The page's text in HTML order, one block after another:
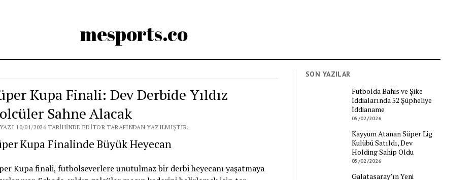
mesports.co
Kupa Finali: Dev Derbide Yıldız
Sahne Alacak
10/01/2026 TARIHINDE EDITOR TARAFINDAN YAZILMIŞTIR.
Kupa Finalinde Büyük Heyecan
Kupa finali, futbolseverlere unutulmaz bir derbi heyecanı yaşatmaya
SON YAZILAR
Futbolda Bahis ve Şike
İddialarında 52 Şüpheliye
İddianame
05/02/2026
Kayyum Atanan Süper Lig
Kulübü Satıldı, Dev
Holding Sahip Oldu
05/02/2026
Galatasaray’ın Yeni